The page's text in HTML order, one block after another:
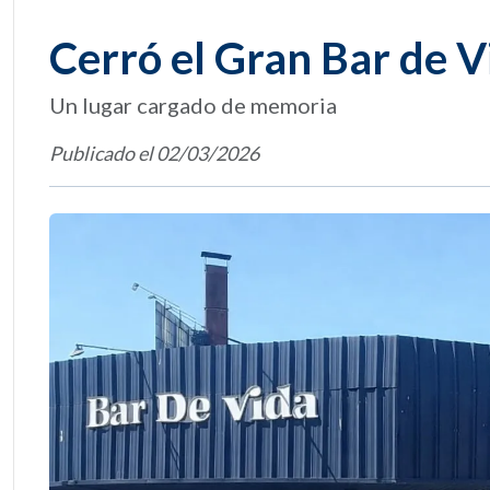
Cerró el Gran Bar de
Un lugar cargado de memoria
Publicado el 02/03/2026